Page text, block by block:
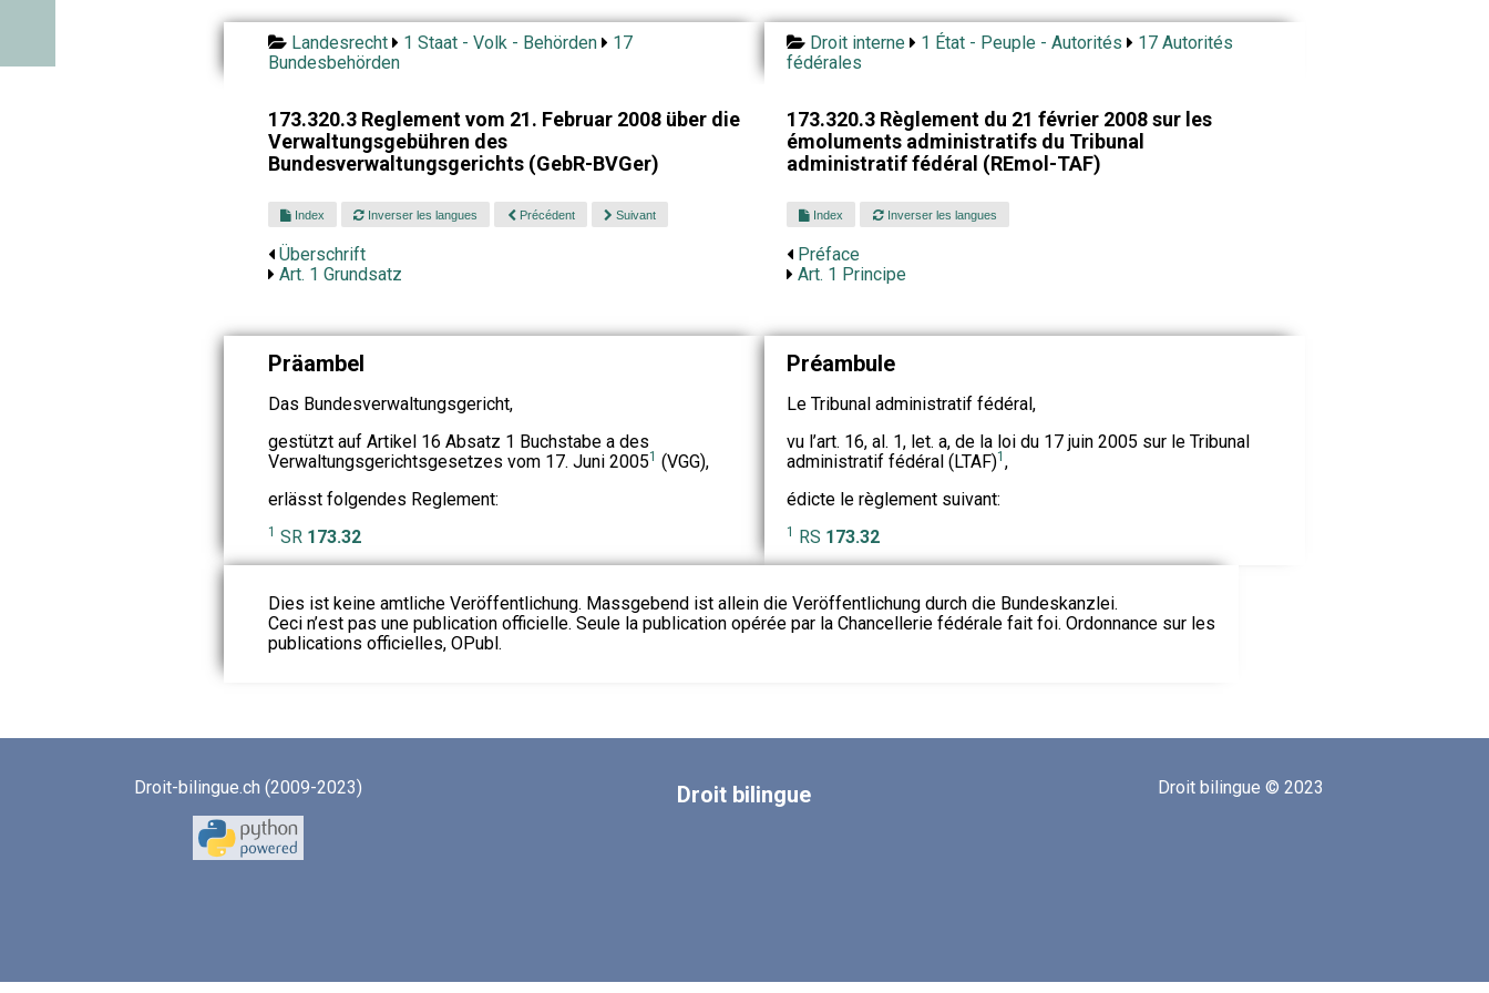
Landesrecht 1 Staat - Volk - Behörden
17
Bundesbehörden
Droit interne 1 État - Peuple - Autorités
17 Autorités
fédérales
173.320.3 Reglement vom 21. Februar 2008 über die
Verwaltungsgebühren des
Bundesverwaltungsgerichts (GebR-BVGer)
173.320.3 Règlement du 21 février 2008 sur les
émoluments administratifs du Tribunal
administratif fédéral (REmol-TAF)
Index Inverser les langues Précédent Suivant
Überschrift
Art. 1 Grundsatz
Index Inverser les langues
Préface
Art. 1 Principe
Präambel
Das Bundesverwaltungsgericht,
gestützt auf Artikel 16 Absatz 1 Buchstabe a des
Verwaltungsgerichtsgesetzes vom 17. Juni 20051 (VGG),
erlässt folgendes Reglement:
1 SR 173.32
Préambule
Le Tribunal administratif fédéral,
vu l’art. 16, al. 1, let. a, de la loi du 17 juin 2005 sur le Tribunal
administratif fédéral (LTAF)1 ,
édicte le règlement suivant:
1 RS 173.32
Dies ist keine amtliche Veröffentlichung. Massgebend ist allein die Veröffentlichung durch die Bundeskanzlei.
Ceci n’est pas une publication officielle. Seule la publication opérée par la Chancellerie fédérale fait foi. Ordonnance sur les
publications officielles, OPubl.
Droit-bilingue.ch (2009-2023) Droit bilingue Droit bilingue © 2023